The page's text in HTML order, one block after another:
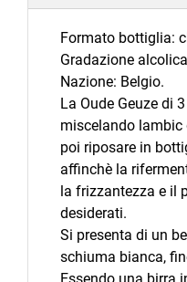
Formato bottiglia:
Gradazione
Nazione: Belgio.
La Oude Geuze di
miscelando lambic
poi riposare in
affinchè la
la frizzantezza e il
desiderati.
Si presenta di un
schiuma bianca,
Essendo una birra